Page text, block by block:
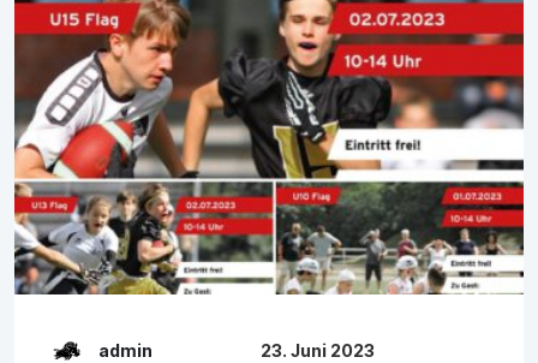
admin 23. Juni 2023